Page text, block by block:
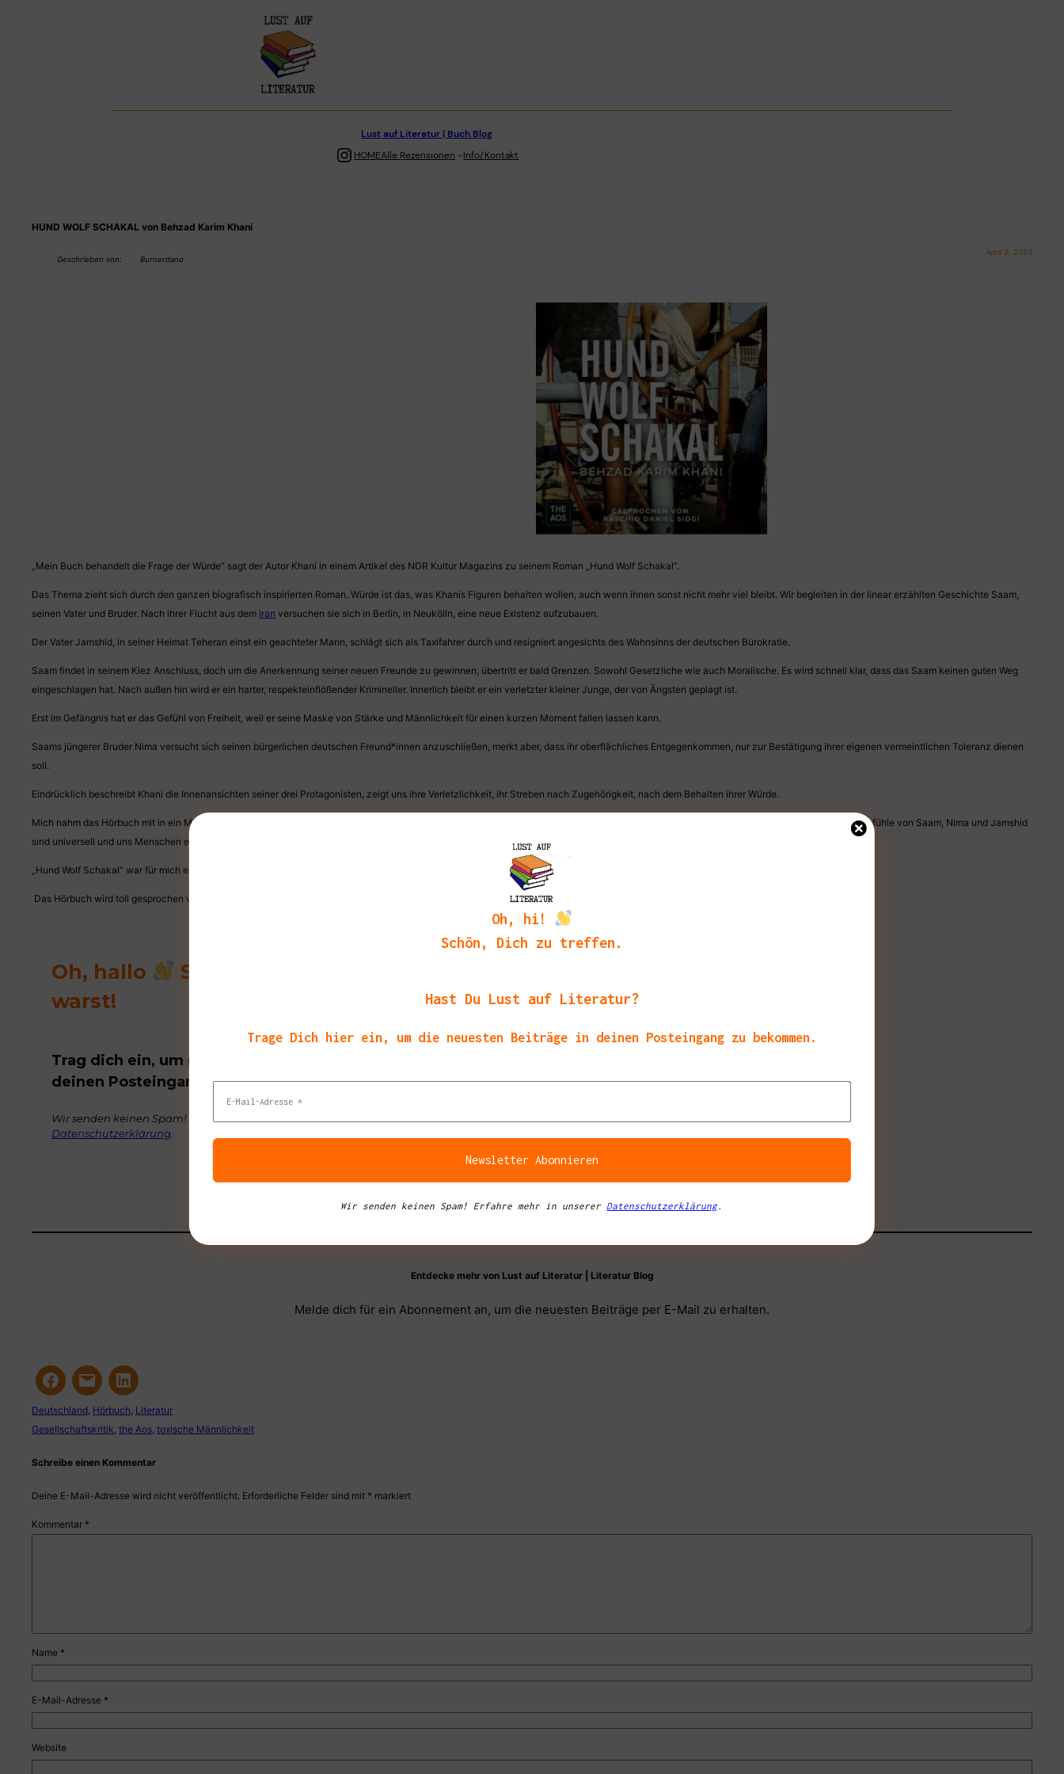
Lust auf Literatur | Buch Blog
Instagram
HOMEAlle Rezensionen Info/Kontakt
HUND WOLF SCHAKAL von Behzad Karim Khani
Geschrieben von: Burnerdano
April 2, 2023
„Mein Buch behandelt die Frage der Würde“ sagt der Autor Khani in einem Artikel des NDR Kultur Magazins zu seinem Roman „Hund Wolf Schakal“.
Das Thema zieht sich durch den ganzen biografisch inspirierten Roman. Würde ist das, was Khanis Figuren behalten wollen, auch wenn ihnen sonst nicht mehr viel bleibt. Wir begleiten in der linear erzählten Geschichte Saam,
seinen Vater und Bruder. Nach ihrer Flucht aus dem Iran versuchen sie sich in Berlin, in Neukölln, eine neue Existenz aufzubauen.
Der Vater Jamshid, in seiner Heimat Teheran einst ein geachteter Mann, schlägt sich als Taxifahrer durch und resigniert angesichts des Wahnsinns der deutschen Bürokratie.
Saam findet in seinem Kiez Anschluss, doch um die Anerkennung seiner neuen Freunde zu gewinnen, übertritt er bald Grenzen. Sowohl Gesetzliche wie auch Moralische. Es wird schnell klar, dass das Saam keinen guten Weg
eingeschlagen hat. Nach außen hin wird er ein harter, respekteinflößender Krimineller. Innerlich bleibt er ein verletzter kleiner Junge, der von Ängsten geplagt ist.
Erst im Gefängnis hat er das Gefühl von Freiheit, weil er seine Maske von Stärke und Männlichkeit für einen kurzen Moment fallen lassen kann.
Saams jüngerer Bruder Nima versucht sich seinen bürgerlichen deutschen Freund*innen anzuschließen, merkt aber, dass ihr oberflächliches Entgegenkommen, nur zur Bestätigung ihrer eigenen vermeintlichen Toleranz dienen
soll.
Eindrücklich beschreibt Khani die Innenansichten seiner drei Protagonisten, zeigt uns ihre Verletzlichkeit, ihr Streben nach Zugehörigkeit, nach dem Behalten ihrer Würde.
Mich nahm das Hörbuch mit in ein Milieu, mit dem ich wenig Berührungspunkte habe. Es ist die Stärke von Khanis Schreibkunst, die mich zum Nachdenken brachte. Denn die Wünsche und Gefühle von Saam, Nima und Jamshid
sind universell und uns Menschen eigen.
„Hund Wolf Schakal“ war für mich ein starker und fesselnder Roman.
Das Hörbuch wird toll gesprochen von
Oh, hallo
Schön, das du da
warst!
Trag dich ein, um regelmäßig tolle Buchtipps in
deinen Posteingang zu bekommen.
Wir senden keinen Spam! Erfahre mehr in unserer
Datenschutzerklärung
Oh, hi!
Schön, Dich zu treffen.
Hast Du Lust auf Literatur?
Trage Dich hier ein, um die neuesten Beiträge in deinen Posteingang zu bekommen.
Wir senden keinen Spam! Erfahre mehr in unserer Datenschutzerklärung.
Entdecke mehr von Lust auf Literatur | Literatur Blog
Melde dich für ein Abonnement an, um die neuesten Beiträge per E-Mail zu erhalten.
Deutschland Hörbuch Literatur
Gesellschaftskritik the Aos toxische Männlichkeit
Schreibe einen Kommentar
Deine E-Mail-Adresse wird nicht veröffentlicht. Erforderliche Felder sind mit * markiert
Kommentar *
Name *
E-Mail-Adresse *
Website